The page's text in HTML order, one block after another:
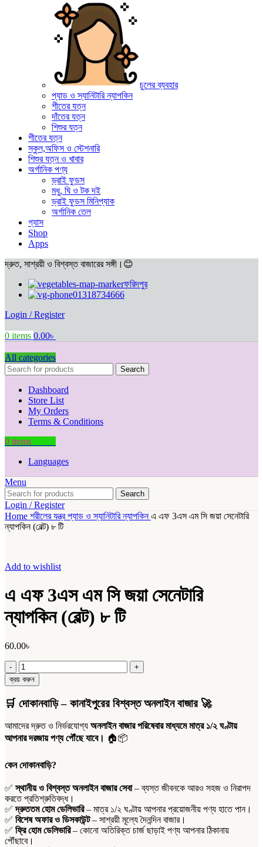
চুলের ব্যবহার
প্যাড ও স্যানিটারি ন্যাপকিন
শীতের যত্ন
দাঁতের যত্ন
শিশুর যত্ন
শীতের যত্ন
স্কুল,অফিস ও স্টেশনারি
শিশুর যত্ন ও খাবার
অর্গানিক পণ্য
ড্রাই ফুডস
মধু, ঘি ও টক দই
ড্রাই ফুডস মিনিপ্যাক
অর্গানিক তেল
গ্যাস
Shop
Apps
দ্রুত, সাশ্রয়ী ও বিশ্বস্ত বাজারের সঙ্গী।😊
ফরিদপুর
01318734666
Login / Register
0 items 0.00৳
All categories
Search
Dashboard
Store List
My Orders
Terms & Conditions
0 items
Languages
Menu
Search
Login / Register
Home শরীলের যন্ত্রপ্যাড ও স্যানিটারি ন্যাপকিনএ এফ 3এস এম সি জয়া সেনেটারি
ন্যাপকিন (বেল্ট) ৮ টি
Add to wishlist
এ এফ 3এস এম সি জয়া সেনেটারি
ন্যাপকিন (বেল্ট) ৮ টি
60.00৳
এ
এফ
3এস
সি
সেনেটারি
ন্যাপকিন
৮
টি
quantity
ক্রয় করুন
🛒 দোকানবাড়ি – কানাইপুরের বিশ্বস্ত অনলাইন বাজার🚀
আমাদের দ্রুত ও নির্ভরযোগ্য অনলাইন বাজার পরিষেবার মাধ্যমে মাত্র ১/২ ঘণ্টায়
আপনার দরজায় পণ্য পৌঁছে যাবে। 🏠📦
কেন দোকানবাড়ি?
✅স্থানীয় ও বিশ্বস্ত অনলাইন বাজার সেবা– ব্যস্ত জীবনকে আরও সহজ ও নিরাপদ
করতে প্রতিশ্রুতিবদ্ধ।
✅দ্রুততম হোম ডেলিভারি– মাত্র ১/২ ঘণ্টায় আপনার প্রয়োজনীয় পণ্য হাতে পান।
✅ বিশেষ অফার ও ডিসকাউন্ট– সাশ্রয়ী মূল্যে দৈনন্দিন বাজার।
✅ ফ্রি হোম ডেলিভারি– কোনো অতিরিক্ত চার্জ ছাড়াই পণ্য আপনার ঠিকানায়
পৌঁছাবে।